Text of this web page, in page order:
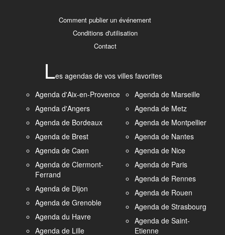
Comment publier un événement
Conditions d'utilisation
Contact
Les agendas de vos villes favorites
Agenda d'Aix-en-Provence
Agenda d'Angers
Agenda de Bordeaux
Agenda de Brest
Agenda de Caen
Agenda de Clermont-
Ferrand
Agenda de Dijon
Agenda de Grenoble
Agenda du Havre
Agenda de Lille
Agenda de Marseille
Agenda de Metz
Agenda de Montpellier
Agenda de Nantes
Agenda de Nice
Agenda de Paris
Agenda de Rennes
Agenda de Rouen
Agenda de Strasbourg
Agenda de Saint-
Etienne